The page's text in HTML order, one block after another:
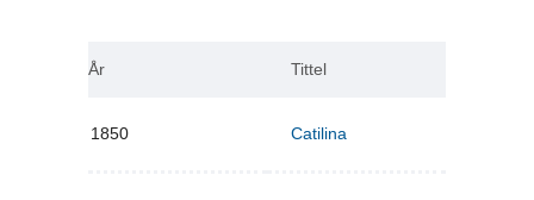
År Tittel
1850 Catilina